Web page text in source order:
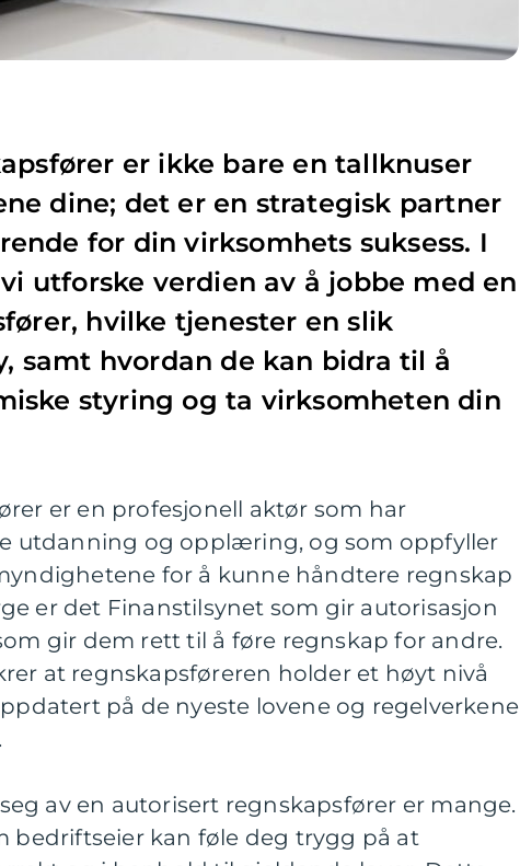
er ikke bare en tallknuser
dine; det er en strategisk partner
for din virksomhets suksess. I
utforske verdien av å jobbe med en
hvilke tjenester en slik
samt hvordan de kan bidra til å
styring og ta virksomheten din
er en profesjonell aktør som har
utdanning og opplæring, og som oppfyller
for å kunne håndtere regnskap
er det Finanstilsynet som gir autorisasjon
gir dem rett til å føre regnskap for andre.
at regnskapsføreren holder et høyt nivå
på de nyeste lovene og regelverkene
av en autorisert regnskapsfører er mange.
bedriftseier kan føle deg trygg på at